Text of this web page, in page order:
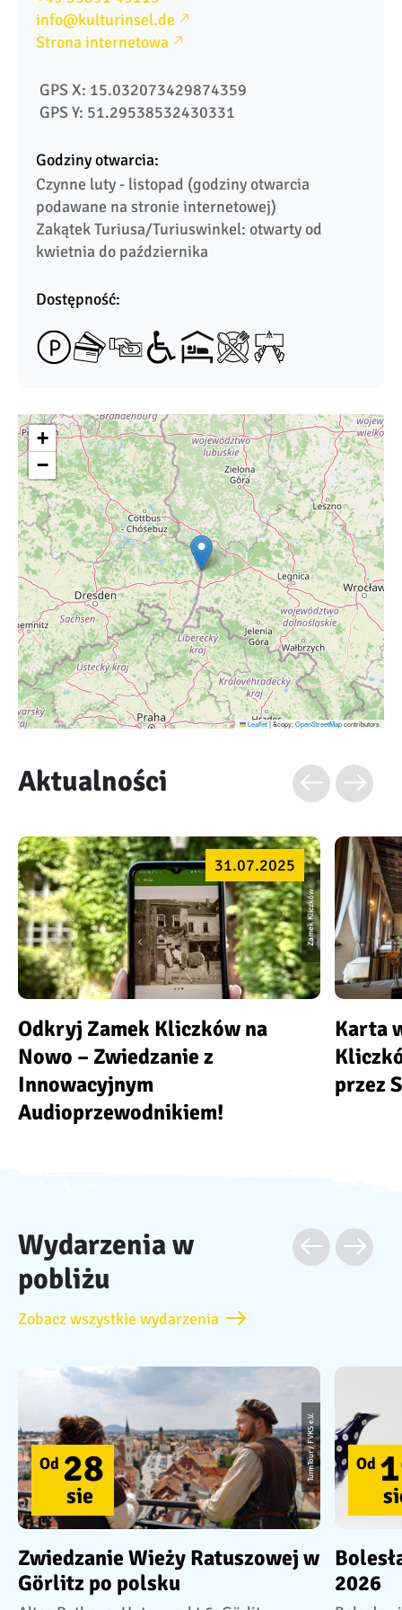
info@kulturinsel.de
Strona internetowa
GPS X: 15.032073429874359
GPS Y: 51.29538532430331
Godziny otwarcia:
Czynne luty - listopad (godziny otwarcia
podawane na stronie internetowej)
Zakątek Turiusa/Turiuswinkel: otwarty od
kwietnia do października
Dostępność:
+
−
Leaflet|&copy;OpenStreetMapcontributors
Aktualności
Zamek Kliczków
31.07.2025
Odkryj Zamek Kliczków na
Nowo – Zwiedzanie z
Innowacyjnym
Audioprzewodnikiem!
Karta
przez
Wydarzenia w
pobliżu
Zobacz wszystkie wydarzenia
TurmTour / FVKS e.V.
Od 28
sie
Zwiedzanie Wieży Ratuszowej w
Görlitz po polsku
Od
2026